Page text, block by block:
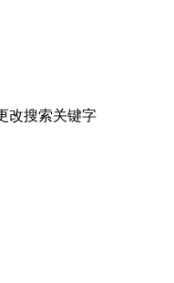
改搜索关键字